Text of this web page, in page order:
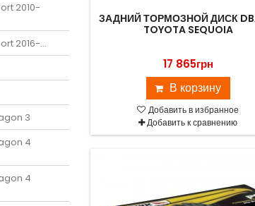
2010-
2016-...
3
4
4
ЗАДНИЙ ТОРМОЗНОЙ ДИСК
TOYOTA SEQUOIA
17 865грн
В корзину
Добавить в избранное
Добавить к сравнению